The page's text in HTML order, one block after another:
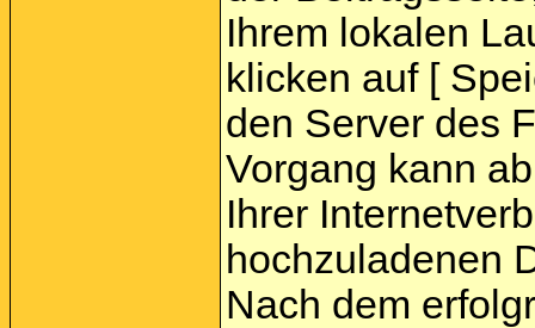
Ihrem lokalen
klicken auf [
den Server des
Vorgang kann
Ihrer
hochzuladenen
Nach dem